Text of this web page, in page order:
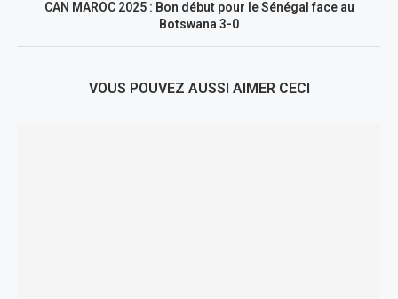
CAN MAROC 2025 : Bon début pour le Sénégal face au
Botswana 3-0
VOUS POUVEZ AUSSI AIMER CECI